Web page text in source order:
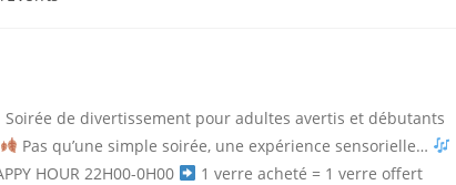
Soirée de divertissement pour adultes avertis et débutants
Pas qu’une simple soirée, une expérience sensorielle…
HOUR 22H00-0H00
1 verre acheté = 1 verre offert